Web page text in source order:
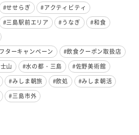
#せせらぎ
#アクティビティ
#三島駅前エリア #うなぎ
#和食
ターキャンペーン
#飲食クーポン取扱店
山 #水の都・三島
#佐野美術館
#みしま朝旅 #飲処
#みしま朝活
#三島市外